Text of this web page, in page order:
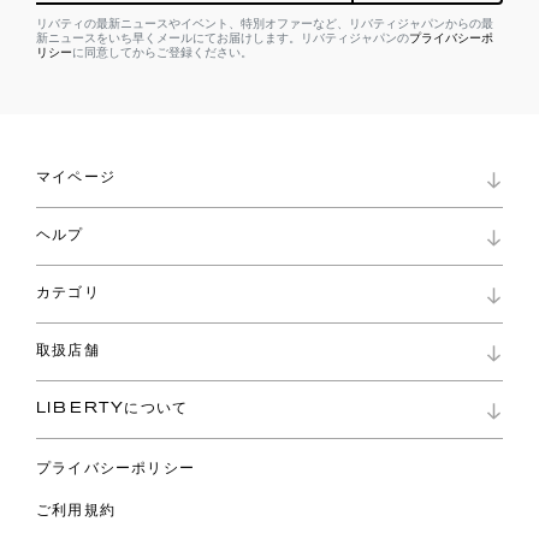
リバティの最新ニュースやイベント、特別オファーなど、リバティジャパンからの最
新ニュースをいち早くメールにてお届けします。リバティジャパンのプライバシーポ
リシーに同意してからご登録ください。
マイページ
ロイヤリティプログラム
パスワード再設定
ショッピングバッグ
ヘルプ
お問い合わせ
よくあるご質問
ご利用ガイド
カテゴリ
コレクション
ファブリックス
バッグ
ウェア
ライフスタイル
取扱店舗
リバティ・ファブリックス
LIBERTYについて
プライバシーポリシー
ご利用規約